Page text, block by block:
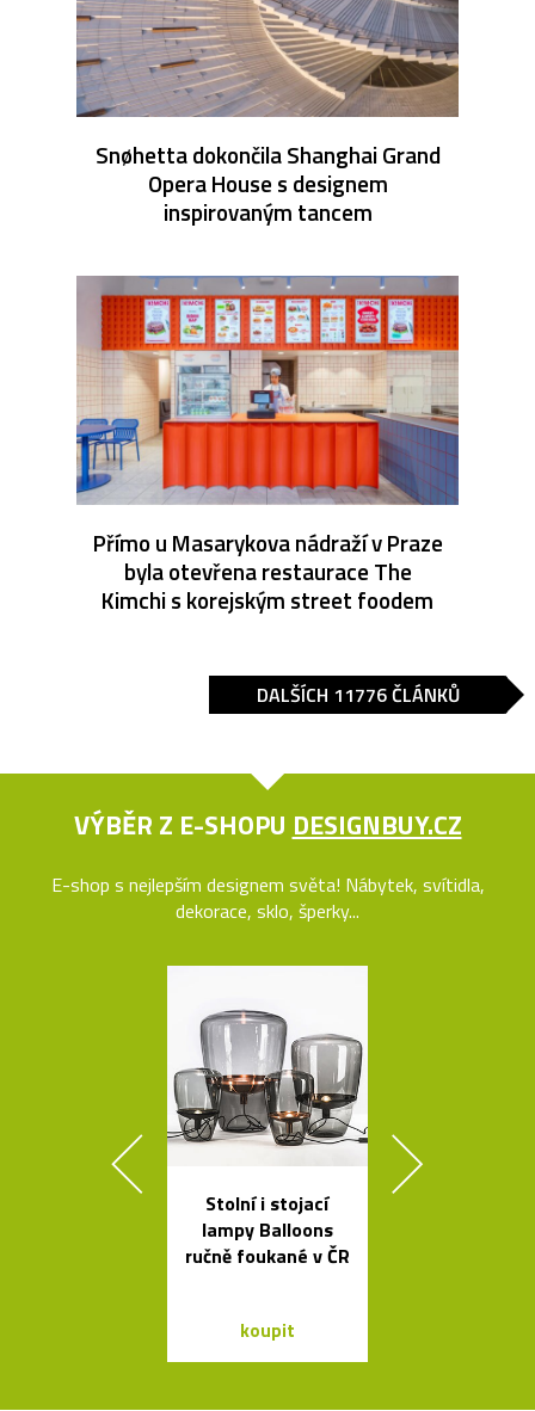
Snøhetta dokončila Shanghai Grand
Opera House s designem
inspirovaným tancem
Přímo u Masarykova nádraží v Praze
byla otevřena restaurace The
Kimchi s korejským street foodem
DALŠÍCH 11776 ČLÁNKŮ
VÝBĚR Z E-SHOPU DESIGNBUY.CZ
E-shop s nejlepším designem světa! Nábytek, svítidla,
dekorace, sklo, šperky...
Stolní i stojací
lampy Balloons
ručně foukané v ČR
koupit